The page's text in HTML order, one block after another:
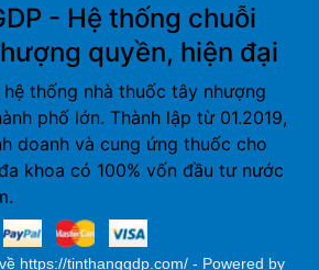
- Hệ thống chuỗi
quyền, hiện đại
hệ thống nhà thuốc tây nhượng
phố lớn. Thành lập từ 01.2019,
doanh và cung ứng thuốc cho
khoa có 100% vốn đầu tư nước
https://tinthanggdp.com/ - Powered by